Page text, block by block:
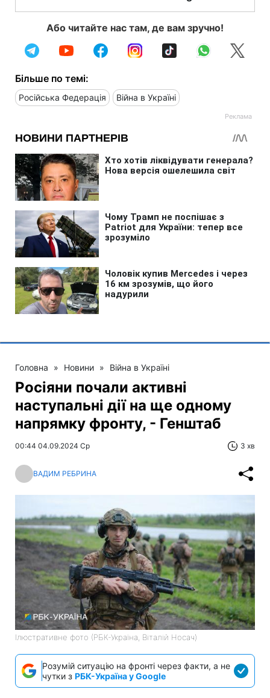
Або читайте нас там, де вам зручно!
Більше по темі:
Російська Федерація Війна в Україні
Головна » Новини » Війна в Україні
Росіяни почали активні
наступальні дії на ще одному
напрямку фронту, - Генштаб
00:44 04.09.2024 Ср 3 хв
ВАДИМ РЕБРИНА
Ілюстративне фото (РБК-Україна, Віталій Носач)
Розумій ситуацію на фронті через факти, а не
чутки з РБК-Україна у Google